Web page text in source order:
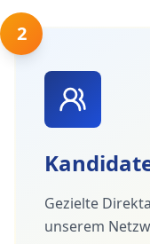
2
Gezielte
unserem